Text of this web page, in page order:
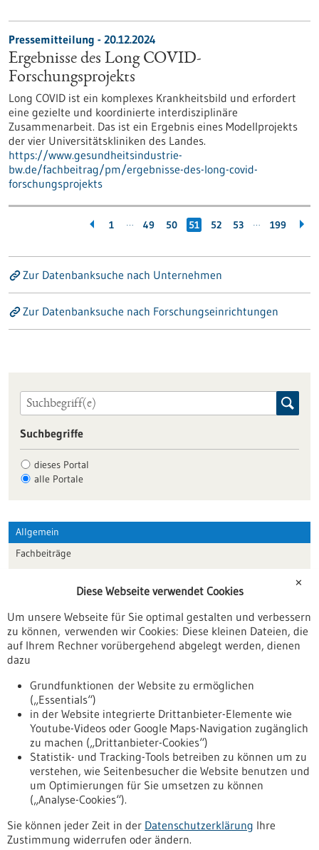
Pressemitteilung - 20.12.2024
Ergebnisse des Long COVID-
Forschungsprojekts
Long COVID ist ein komplexes Krankheitsbild und erfordert
eine gezielte und koordinierte interdisziplinäre
Zusammenarbeit. Das ist ein Ergebnis eines Modellprojekts
der vier Universitätskliniken des Landes.
https://www.gesundheitsindustrie-
bw.de/fachbeitrag/pm/ergebnisse-des-long-covid-
forschungsprojekts
1 … 49 50 51 52 53 … 199
Zur Datenbanksuche nach Unternehmen
Zur Datenbanksuche nach Forschungseinrichtungen
Suchbegriffe
dieses Portal
alle Portale
Allgemein
Fachbeiträge
Veranstaltungen
Erscheinungsdatum
Nach oben
Informiert bleiben
✕
Diese Webseite verwendet Cookies
Um unsere Webseite für Sie optimal gestalten und verbessern
zu können, verwenden wir Cookies: Diese kleinen Dateien, die
auf Ihrem Rechner vorübergehend abgelegt werden, dienen
dazu
Grundfunktionen der Website zu ermöglichen
(„Essentials“)
in der Website integrierte Drittanbieter-Elemente wie
Youtube-Videos oder Google Maps-Navigation zugänglich
zu machen („Drittanbieter-Cookies“)
Statistik- und Tracking-Tools betreiben zu können um zu
verstehen, wie Seitenbesucher die Website benutzen und
um Optimierungen für Sie umsetzen zu können
(„Analyse-Cookies“).
Sie können jeder Zeit in der Datenschutzerklärung Ihre
Zustimmung widerrufen oder ändern.